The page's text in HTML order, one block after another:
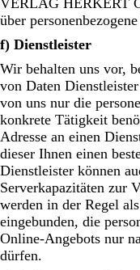
über
f) Dienstleister
Wir behalten uns vor,
von Daten
von uns nur die
konkrete Tätigkeit
Adresse an einen
dieser Ihnen einen
Dienstleister können
Serverkapazitäten zur
werden in der Regel
eingebunden, die
Online-Angebots nur
dürfen.